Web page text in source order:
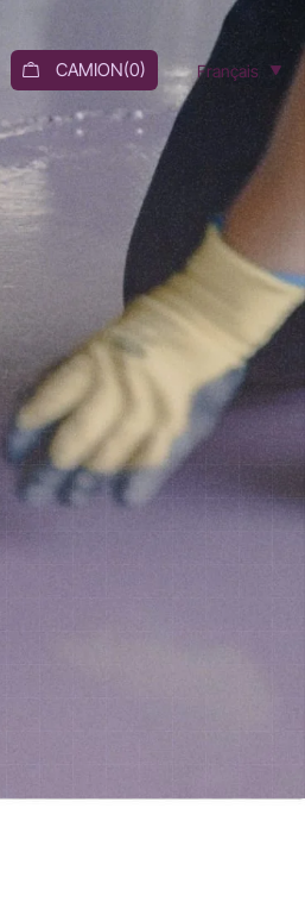
CAMION(0) Français